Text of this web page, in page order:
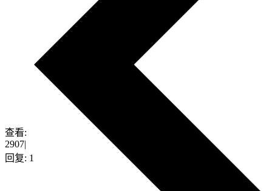
查看:
2907|
回复: 1